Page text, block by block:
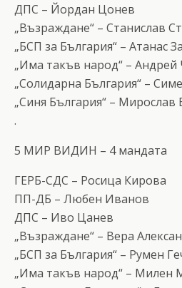
ДПС – Йордан Цонев
„Възраждане“ – Станислав
„БСП за България“ – Атанас
„Има такъв народ“ –
„Солидарна България“ –
„Синя България“ – Мирослав
.
5 МИР ВИДИН – 4 мандата
ГЕРБ-СДС – Росица Кирова
ПП-ДБ – Любен Иванов
ДПС – Иво Цанев
„Възраждане“ – Вера
„БСП за България“ – Румен
„Има такъв народ“ – Милен